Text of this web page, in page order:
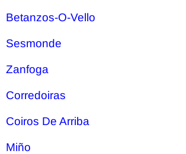
Betanzos-O-Vello
Sesmonde
Zanfoga
Corredoiras
Coiros De Arriba
Miño